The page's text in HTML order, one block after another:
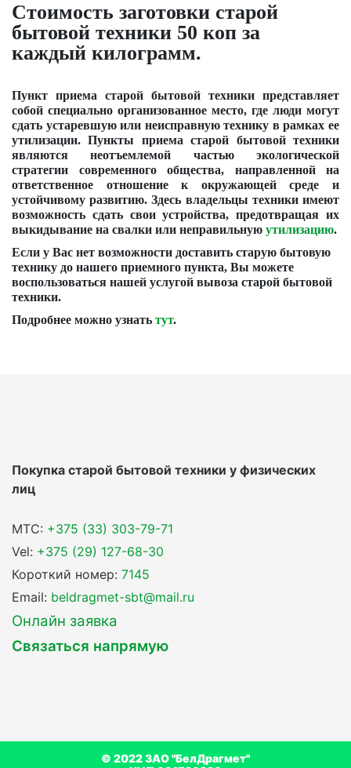
Стоимость заготовки старой
бытовой техники 50 коп за
каждый килограмм.
Пункт приема старой бытовой техники представляет
собой специально организованное место, где люди могут
сдать устаревшую или неисправную технику в рамках ее
утилизации. Пункты приема старой бытовой техники
являются неотъемлемой частью экологической
стратегии современного общества, направленной на
ответственное отношение к окружающей среде и
устойчивому развитию. Здесь владельцы техники имеют
возможность сдать свои устройства, предотвращая их
выкидывание на свалки или неправильную утилизацию.
Если у Вас нет возможности доставить старую бытовую
технику до нашего приемного пункта, Вы можете
воспользоваться нашей услугой вывоза старой бытовой
техники.
Подробнее можно узнать тут.
Покупка старой бытовой техники у физических
лиц
MTC: +375 (33) 303-79-71
Vel: +375 (29) 127-68-30
Короткий номер: 7145
Email: beldragmet-sbt@mail.ru
Онлайн заявка
Связаться напрямую
© 2022 ЗАО "БелДрагмет"